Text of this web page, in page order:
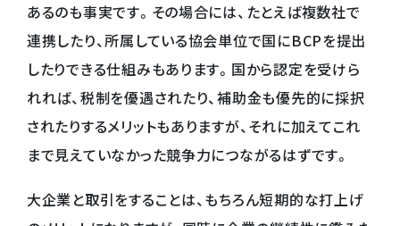
あるのも事実です。その場合には、たとえば複数社で
連携したり、所属している協会単位で国にBCPを提出
したりできる仕組みもあります。国から認定を受けら
れれば、税制を優遇されたり、補助金も優先的に採択
されたりするメリットもありますが、それに加えてこれ
まで見えていなかった競争力につながるはずです。
大企業と取引をすることは、もちろん短期的な打上げ